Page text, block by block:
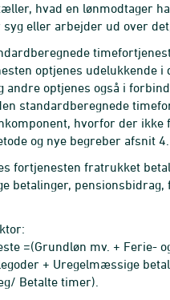
hvad en lønmodtager
eller arbejder ud over
optjenes udelukkende
andre optjenes også i
standardberegnede
hvorfor der
og nye begreber afsnit
fortjenesten fratrukket
betalinger,
=(Grundløn mv. +
+ Uregelmæssige
Betalte timer).